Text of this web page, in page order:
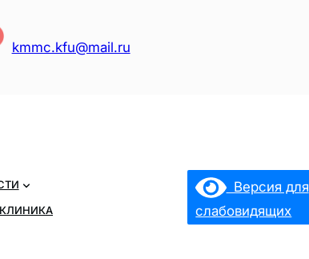
kmmc.kfu@mail.ru
Версия для
слабовидящих